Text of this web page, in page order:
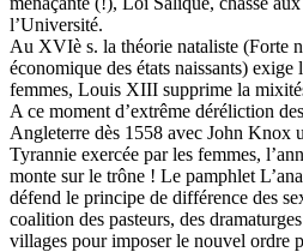
l’Université.
Au XVIè s. la théorie nataliste (Forte
économique des états naissants)
femmes, Louis XIII supprime la
A ce moment d’extrême déréliction
Angleterre dès 1558 avec John Knox
Tyrannie exercée par les femmes,
monte sur le trône ! Le pamphlet
défend le principe de différence des
coalition des pasteurs, des
villages pour imposer le nouvel ordre